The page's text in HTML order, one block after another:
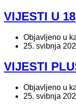
VIJESTI U 18
Objavljeno u
25. svibnja
VIJESTI
Objavljeno u
25. svibnja